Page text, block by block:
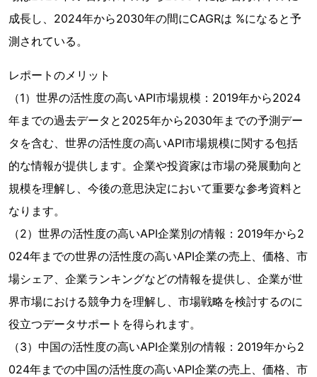
成長し、2024年から2030年の間にCAGRは %になると予
測されている。
レポートのメリット
（1）世界の活性度の高いAPI市場規模：2019年から2024
年までの過去データと2025年から2030年までの予測デー
タを含む、世界の活性度の高いAPI市場規模に関する包括
的な情報が提供します。企業や投資家は市場の発展動向と
規模を理解し、今後の意思決定において重要な参考資料と
なります。
（2）世界の活性度の高いAPI企業別の情報：2019年から2
024年までの世界の活性度の高いAPI企業の売上、価格、市
場シェア、企業ランキングなどの情報を提供し、企業が世
界市場における競争力を理解し、市場戦略を検討するのに
役立つデータサポートを得られます。
（3）中国の活性度の高いAPI企業別の情報：2019年から2
024年までの中国の活性度の高いAPI企業の売上、価格、市